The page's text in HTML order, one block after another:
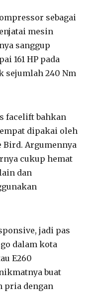
sebagai
mesin
sanggup
161 HP pada
sejumlah 240 Nm
facelift bahkan
dipakai oleh
Bird. Argumennya
cukup hemat
dan
jadi pas
dalam kota
E260
buat
pria dengan